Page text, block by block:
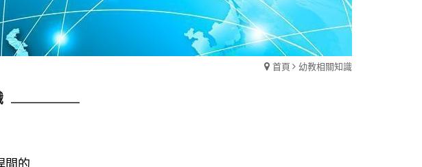
首頁 幼教相關知識
間的